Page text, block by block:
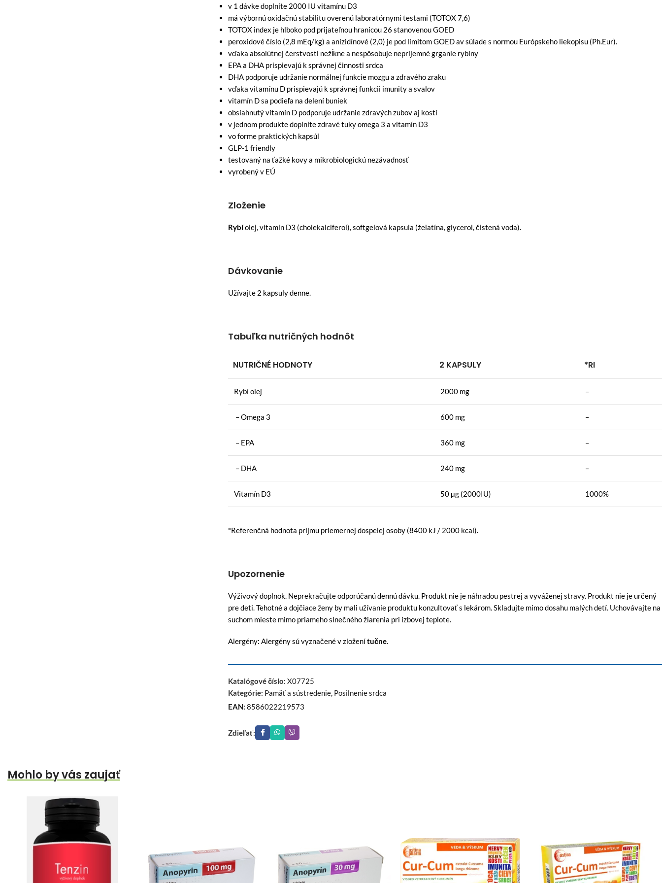
v 1 dávke doplníte 2000 IU vitamínu D3
má výbornú oxidačnú stabilitu overenú laboratórnymi testami (TOTOX 7,6)
TOTOX index je hlboko pod prijateľnou hranicou 26 stanovenou GOED
peroxidové číslo (2,8 mEq/kg) a anizidínové (2,0) je pod limitom GOED av súlade s normou Európskeho liekopisu (Ph.Eur).
vďaka absolútnej čerstvosti nežĺkne a nespôsobuje nepríjemné grganie rybiny
EPA a DHA prispievajú k správnej činnosti srdca
DHA podporuje udržanie normálnej funkcie mozgu a zdravého zraku
vďaka vitamínu D prispievajú k správnej funkcii imunity a svalov
vitamín D sa podieľa na delení buniek
obsiahnutý vitamín D podporuje udržanie zdravých zubov aj kostí
v jednom produkte doplníte zdravé tuky omega 3 a vitamín D3
vo forme praktických kapsúl
GLP-1 friendly
testovaný na ťažké kovy a mikrobiologickú nezávadnosť
vyrobený v EÚ
Zloženie
Rybíolej, vitamín D3 (cholekalciferol), softgelová kapsula (želatína, glycerol, čistená voda).
Dávkovanie
Užívajte 2 kapsuly denne.
Tabuľka nutričných hodnôt
NUTRIČNÉ HODNOTY 2 KAPSULY *RI
Rybí olej 2000 mg –
– Omega 3 600 mg –
– EPA 360 mg –
– DHA 240 mg –
Vitamín D3 50 μg (2000IU) 1000%
*Referenčná hodnota príjmu priemernej dospelej osoby (8400 kJ / 2000 kcal).
Upozornenie
Výživový doplnok. Neprekračujte odporúčanú dennú dávku. Produkt nie je náhradou pestrej a vyváženej stravy. Produkt nie je určený
pre deti. Tehotné a dojčiace ženy by mali užívanie produktu konzultovať s lekárom. Skladujte mimo dosahu malých detí. Uchovávajte na
suchom mieste mimo priameho slnečného žiarenia pri izbovej teplote.
Alergény: Alergény sú vyznačené v zloženítučne.
Katalógové číslo: X07725
Kategórie: Pamäť a sústredenie, Posilnenie srdca
EAN: 8586022219573
Zdieľať:
Mohlo by vás zaujať